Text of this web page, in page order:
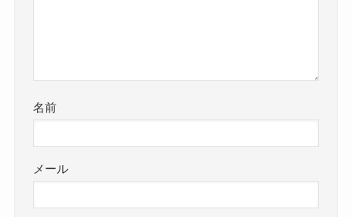
名前
メール